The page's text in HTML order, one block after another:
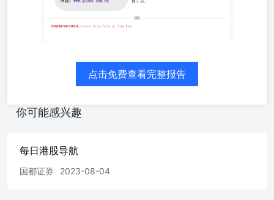
话：852-34180288网址：www.guodu.com.hk 宏观&行业动
态 政府发布香港营商环境报告介绍香港各方面优势 政府发
下的各项优势，以及香港未来具有更广阔的发展前景。整份
报告共94页，分两个编章，包括「背靠祖国优势联通全球商
节。报告引言部分提及，香港的核心竞争力稳固，新的优势
正在形成。受到关税战的冲击，全球各地正积极对外寻求投
险，吸引资金、企业、人才来港。政府会继续主动识变、应
措施，支持企业应对挑战。 金发局:营商环境报告展现香港
点击免费查看完整报告
你可能感兴趣
每日港股导航
国都证券 2023-08-04